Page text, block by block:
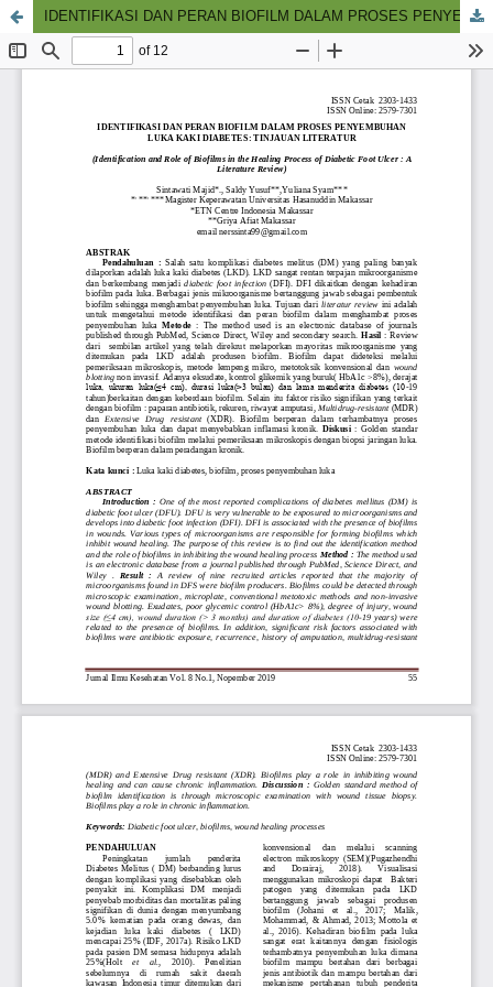
IDENTIFIKASI DAN PERAN BIOFILM DALAM PROSES PENYEMBUHAN LUKA KAKI DIABETES